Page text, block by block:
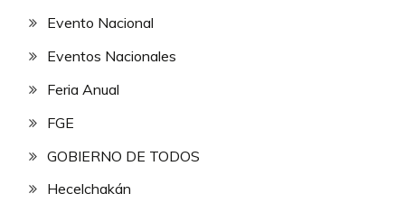
Evento Nacional
Eventos Nacionales
Feria Anual
FGE
GOBIERNO DE TODOS
Hecelchakán